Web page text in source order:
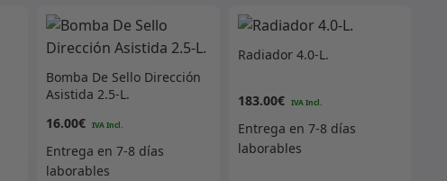
Bomba De Sello Dirección
Asistida 2.5-L.
16.00€
Radiador 4.0-L.
183.00€